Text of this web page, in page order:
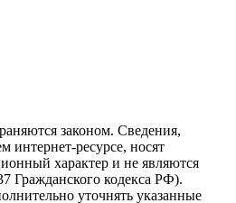
законом. Сведения,
интернет-ресурсе, носят
характер и не являются
Гражданского кодекса РФ).
уточнять указанные